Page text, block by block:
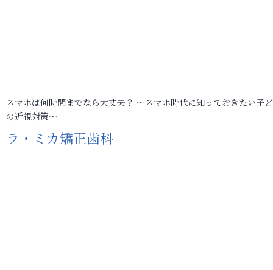
スマホは何時間までなら大丈夫？ ～スマホ時代に知っておきたい子
の近視対策～
ラ・ミカ矯正歯科